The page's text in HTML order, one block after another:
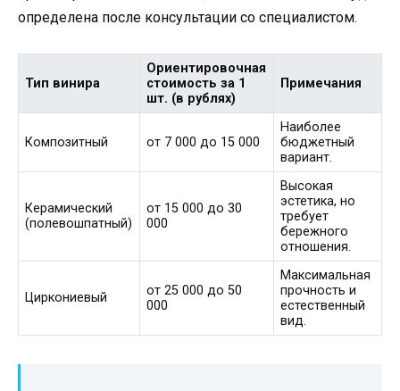
определена после консультации со специалистом.
Тип винира
Ориентировочная
стоимость за 1
шт. (в рублях)
Примечания
Композитный от 7 000 до 15 000
Наиболее
бюджетный
вариант.
Керамический
(полевошпатный)
от 15 000 до 30
000
Высокая
эстетика, но
требует
бережного
отношения.
Циркониевый
от 25 000 до 50
000
Максимальная
прочность и
естественный
вид.